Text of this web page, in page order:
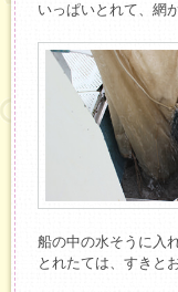
いっぱいとれて、網
船の中の水そうに入
とれたては、すきと